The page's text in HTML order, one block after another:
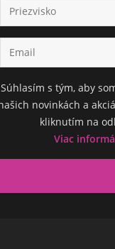
Súhlasím s tým, aby
novinkách a
kliknutím na
Viac